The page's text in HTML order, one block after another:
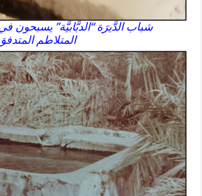
شباب الدَّيرَة “الدبَّابيَّة” يسبحون
المتلاطم